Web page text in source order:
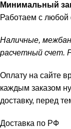
Минимальный
Работаем с
Наличные,
расчетный счет.
Оплату на сайте
каждым заказом
доставку, перед
Доставка по РФ